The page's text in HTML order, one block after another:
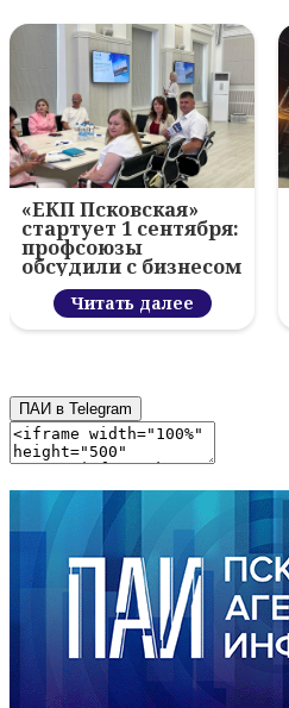
«ЕКП Псковская»
стартует 1 сентября:
профсоюзы
обсудили с бизнесом
новый цифровой
проектЧитать далее
ПАИ в Telegram